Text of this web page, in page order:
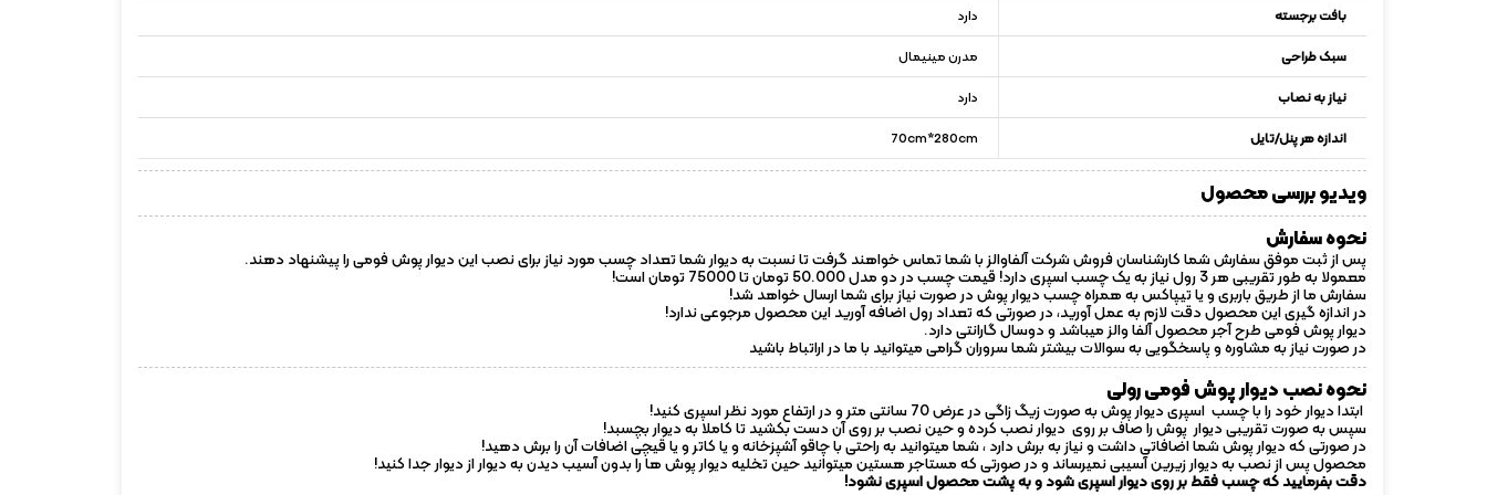
بافت برجسته
دارد
سبک طراحی
مدرن مینیمال
نیاز به نصاب
دارد
اندازه هر پنل/تایل
70cm*280cm
ویدیو بررسی محصول
نحوه سفارش
پس از ثبت موفق سفارش شما کارشناسان فروش شرکت آلفاوالز با شما تماس خواهند گرفت تا نسبت به دیوار شما تعداد چسب مورد نیاز برای نصب این دیوار پوش فومی را پیشنهاد دهند.
معمولا به طور تقریبی هر 3 رول نیاز به یک چسب اسپری دارد! قیمت چسب در دو مدل 50.000 تومان تا 75000 تومان است!
سفارش ما از طریق باربری و یا تیپاکس به همراه چسب دیوار پوش در صورت نیاز برای شما ارسال خواهد شد!
در اندازه گیری این محصول دقت لازم به عمل آورید، در صورتی که تعداد رول اضافه آورید این محصول مرجوعی ندارد!
دیوار پوش فومی طرح آجر محصول آلفا والز میباشد و دوسال گارانتی دارد.
در صورت نیاز به مشاوره و پاسخگویی به سوالات بیشتر شما سروران گرامی میتوانید با ما در اراتباط باشید
نحوه نصب دیوار پوش فومی رولی
ابتدا دیوار خود را با چسب اسپری دیوار پوش به صورت زیگ زاگی در عرض 70 سانتی متر و در ارتفاع مورد نظر اسپری کنید!
سپس به صورت تقریبی دیوار پوش را صاف بر روی دیوار نصب کرده و حین نصب بر روی آن دست بکشید تا کاملا به دیوار بچسبد!
در صورتی که دیوار پوش شما اضافاتی داشت و نیاز به برش دارد ، شما میتوانید به راحتی با چاقو آشپزخانه و یا کاتر و یا قیچی اضافات آن را برش دهید!
محصول پس از نصب به دیوار زیرین آسیبی نمیرساند و در صورتی که مستاجر هستین میتوانید حین تخلیه دیوار پوش ها را بدون آسیب دیدن به دیوار از دیوار جدا کنید!
دقت بفرمایید که چسب فقط بر روی دیوار اسپری شود و به پشت محصول اسپری نشود!